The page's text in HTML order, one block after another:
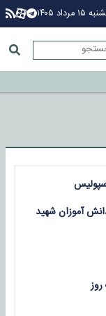
مرداد ۱۴۰۵
آموزان شهید